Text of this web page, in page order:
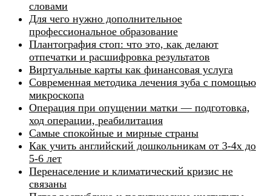
словами
Для чего нужно дополнительное
профессиональное образование
Плантография стоп: что это, как делают
отпечатки и расшифровка результатов
Виртуальные карты как финансовая услуга
Современная методика лечения зуба с помощью
микроскопа
Операция при опущении матки — подготовка,
ход операции, реабилитация
Самые спокойные и мирные страны
Как учить английский дошкольникам от 3-4х до
5-6 лет
Перенаселение и климатический кризис не
связаны